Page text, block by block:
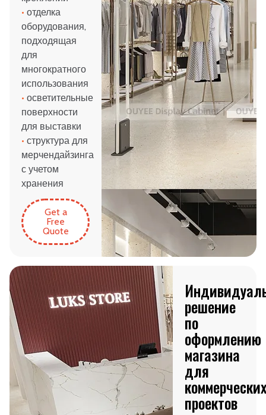
• отделка
оборудования,
подходящая
для
многократного
использования
• осветительные
поверхности
для выставки
• структура для
мерчендайзинга
с учетом
хранения
Get a
Free
Quote
решение
по
оформлению
магазина
для
проектов